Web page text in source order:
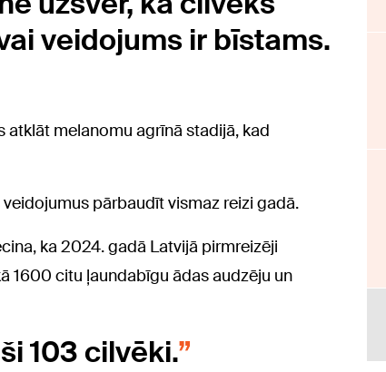
veidojums ir bīstams.
atklāt melanomu agrīnā stadijā, kad
pārbaudīt vismaz reizi gadā.
ka 2024. gadā Latvijā pirmreizēji
1600 citu ļaundabīgu ādas audzēju un
103 cilvēki.